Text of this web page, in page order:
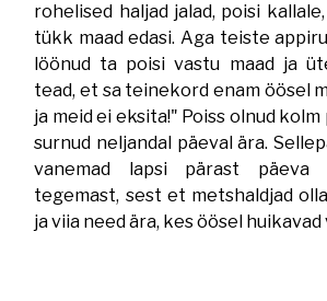
rohelised haljad jalad, poisi
tükk maad edasi. Aga teiste
löönud ta poisi vastu maad ja
tead, et sa teinekord enam öösel
ja meid ei eksita!" Poiss olnud kolm
surnud neljandal päeval ära.
vanemad lapsi pärast päeva
tegemast, sest et metshaldjad
ja viia need ära, kes öösel